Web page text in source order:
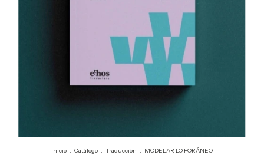
Inicio . Catálogo . Traducción . MODELAR LO FORÁNEO